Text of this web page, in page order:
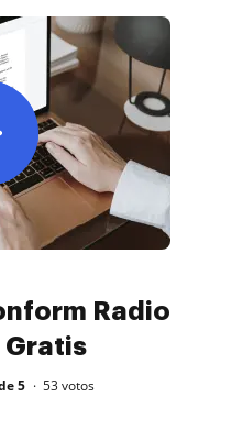
Radio
Gratis
5 53votos